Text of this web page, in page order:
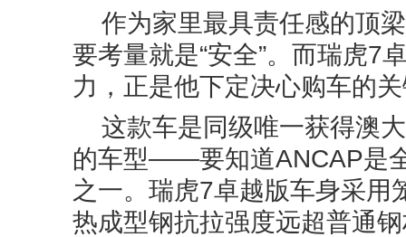
作为家里最具责任感的顶
要考量就是“安全”。而瑞虎7
力，正是他下定决心购车的
这款车是同级唯一获得澳
的车型——要知道ANCAP是
之一。瑞虎7卓越版车身采用
热成型钢抗拉强度远超普通